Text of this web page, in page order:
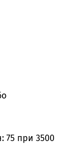
75 при 3500